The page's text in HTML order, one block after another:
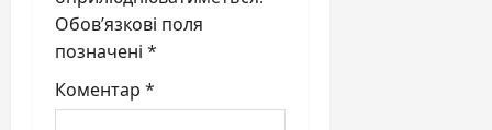
g
a
t
Обов’язкові поля
позначені *
Коментар *